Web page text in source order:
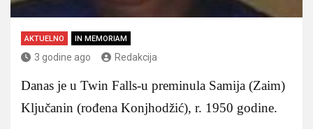
AKTUELNO IN MEMORIAM
3 godine ago Redakcija
Danas je u Twin Falls-u preminula Samija (Zaim)
Ključanin (rođena Konjhodžić), r. 1950 godine.